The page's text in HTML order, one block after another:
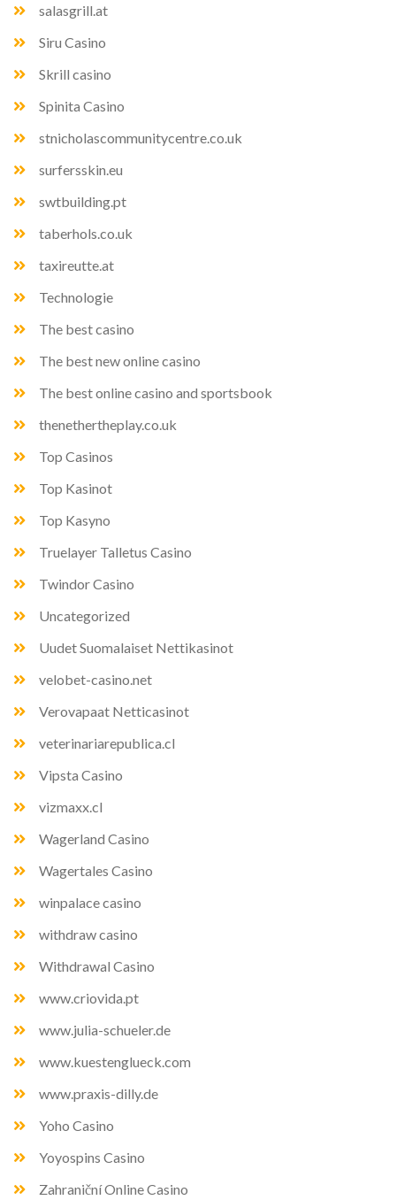
salasgrill.at
Siru Casino
Skrill casino
Spinita Casino
stnicholascommunitycentre.co.uk
surfersskin.eu
swtbuilding.pt
taberhols.co.uk
taxireutte.at
Technologie
The best casino
The best new online casino
The best online casino and sportsbook
thenethertheplay.co.uk
Top Casinos
Top Kasinot
Top Kasyno
Truelayer Talletus Casino
Twindor Casino
Uncategorized
Uudet Suomalaiset Nettikasinot
velobet-casino.net
Verovapaat Netticasinot
veterinariarepublica.cl
Vipsta Casino
vizmaxx.cl
Wagerland Casino
Wagertales Casino
winpalace casino
withdraw casino
Withdrawal Casino
www.criovida.pt
www.julia-schueler.de
www.kuestenglueck.com
www.praxis-dilly.de
Yoho Casino
Yoyospins Casino
Zahraniční Online Casino